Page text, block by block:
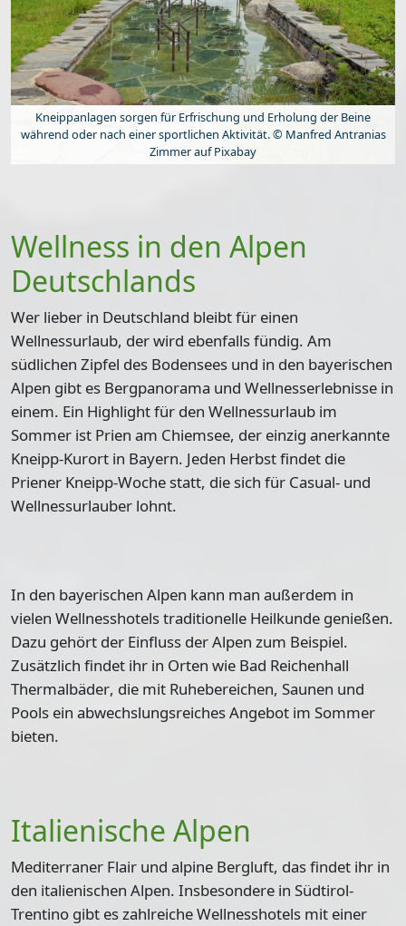
Kneippanlagen sorgen für Erfrischung und Erholung der Beine
während oder nach einer sportlichen Aktivität. © Manfred Antranias
Zimmer auf Pixabay
Wellness in den Alpen
Deutschlands
Wer lieber in Deutschland bleibt für einen
Wellnessurlaub, der wird ebenfalls fündig. Am
südlichen Zipfel des Bodensees und in den bayerischen
Alpen gibt es Bergpanorama und Wellnesserlebnisse in
einem. Ein Highlight für den Wellnessurlaub im
Sommer ist Prien am Chiemsee, der einzig anerkannte
Kneipp-Kurort in Bayern. Jeden Herbst findet die
Priener Kneipp-Woche statt, die sich für Casual- und
Wellnessurlauber lohnt.
In den bayerischen Alpen kann man außerdem in
vielen Wellnesshotelstraditionelle Heilkunde genießen.
Dazu gehört der Einfluss der Alpen zum Beispiel.
Zusätzlich findet ihr in Orten wie Bad Reichenhall
Thermalbäder, die mit Ruhebereichen, Saunen und
Pools ein abwechslungsreiches Angebot im Sommer
bieten.
Italienische Alpen
Mediterraner Flair und alpine Bergluft, das findet ihr in
den italienischen Alpen. Insbesondere in Südtirol-
Trentino gibt es zahlreiche Wellnesshotels mit einer